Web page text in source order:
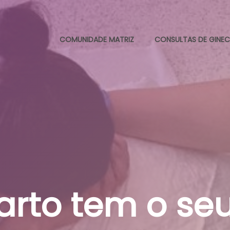
COMUNIDADE MATRIZ CONSULTAS DE
tem o